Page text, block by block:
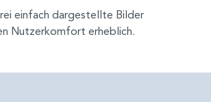
einfach dargestellte Bilder
Nutzerkomfort erheblich.